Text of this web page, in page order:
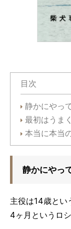
目次
静かにやっ
最初はうま
本当に本当
静かにやっ
主役は14歳とい
4ヶ月というロ